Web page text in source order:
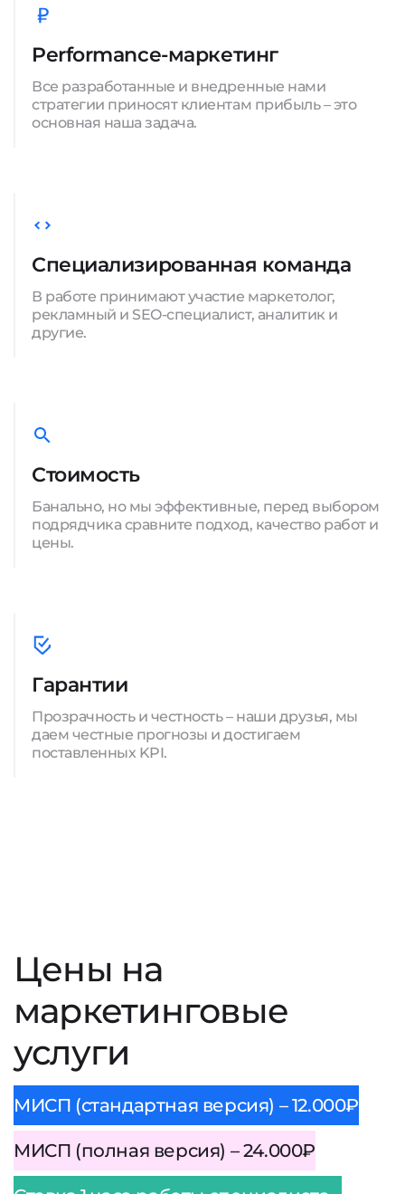
Performance-маркетинг
Все разработанные и внедренные нами
стратегии приносят клиентам прибыль – это
основная наша задача.
Специализированная команда
В работе принимают участие маркетолог,
рекламный и SEO-специалист, аналитик и
другие.
Стоимость
Банально, но мы эффективные, перед выбором
подрядчика сравните подход, качество работ и
цены.
Гарантии
Прозрачность и честность – наши друзья, мы
даем честные прогнозы и достигаем
поставленных KPI.
Цены на
маркетинговые
услуги
МИСП (стандартная версия) – 12.000₽
МИСП (полная версия) – 24.000₽